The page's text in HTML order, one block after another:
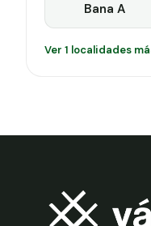
Bana A
Ver 1 localidades